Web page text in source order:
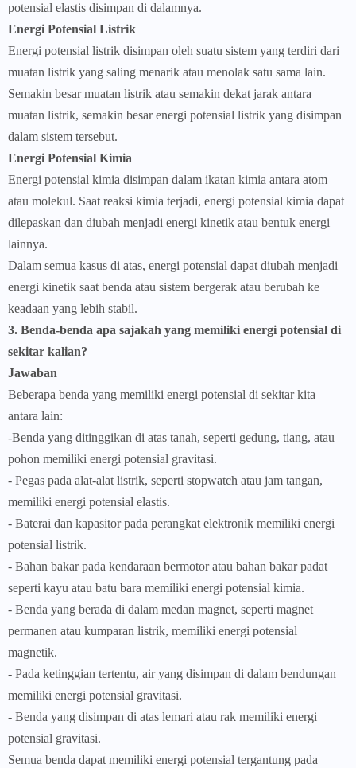
potensial elastis disimpan di dalamnya.
Energi Potensial Listrik
Energi potensial listrik disimpan oleh suatu sistem yang terdiri dari
muatan listrik yang saling menarik atau menolak satu sama lain.
Semakin besar muatan listrik atau semakin dekat jarak antara
muatan listrik, semakin besar energi potensial listrik yang disimpan
dalam sistem tersebut.
Energi Potensial Kimia
Energi potensial kimia disimpan dalam ikatan kimia antara atom
atau molekul. Saat reaksi kimia terjadi, energi potensial kimia dapat
dilepaskan dan diubah menjadi energi kinetik atau bentuk energi
lainnya.
Dalam semua kasus di atas, energi potensial dapat diubah menjadi
energi kinetik saat benda atau sistem bergerak atau berubah ke
keadaan yang lebih stabil.
3. Benda-benda apa sajakah yang memiliki energi potensial di
sekitar kalian?
Jawaban
Beberapa benda yang memiliki energi potensial di sekitar kita
antara lain:
-Benda yang ditinggikan di atas tanah, seperti gedung, tiang, atau
pohon memiliki energi potensial gravitasi.
- Pegas pada alat-alat listrik, seperti stopwatch atau jam tangan,
memiliki energi potensial elastis.
- Baterai dan kapasitor pada perangkat elektronik memiliki energi
potensial listrik.
- Bahan bakar pada kendaraan bermotor atau bahan bakar padat
seperti kayu atau batu bara memiliki energi potensial kimia.
- Benda yang berada di dalam medan magnet, seperti magnet
permanen atau kumparan listrik, memiliki energi potensial
magnetik.
- Pada ketinggian tertentu, air yang disimpan di dalam bendungan
memiliki energi potensial gravitasi.
- Benda yang disimpan di atas lemari atau rak memiliki energi
potensial gravitasi.
Semua benda dapat memiliki energi potensial tergantung pada